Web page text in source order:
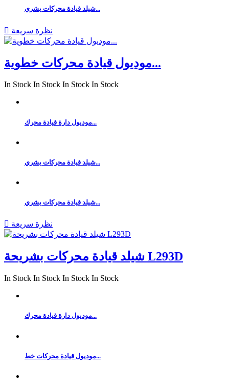
شيلد قيادة محركات بشري...
 نظرة سريعة
موديول قيادة محركات خطوية...
In Stock In Stock In Stock In Stock
موديول دارة قيادة محرك...
شيلد قيادة محركات بشري...
شيلد قيادة محركات بشري...
 نظرة سريعة
شيلد قيادة محركات بشريحة L293D
In Stock In Stock In Stock In Stock
موديول دارة قيادة محرك...
موديول قيادة محركات خط...